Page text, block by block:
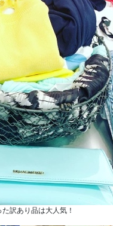
訳あり品は大人気！